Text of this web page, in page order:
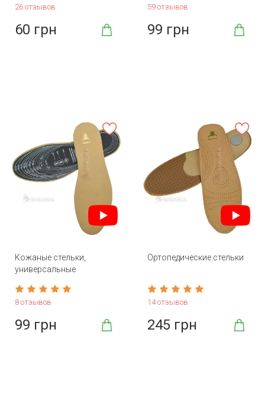
26 отзывов
60 грн
59 отзывов
99 грн
Кожаные стельки,
универсальные
8 отзывов
99 грн
Ортопедические стельки
14 отзывов
245 грн